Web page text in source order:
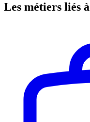
Les métiers liés